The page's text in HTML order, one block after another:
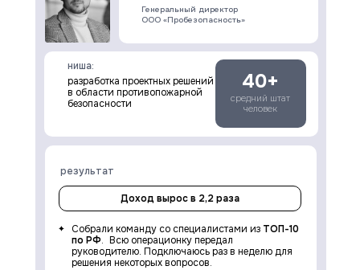
средний штат
человек
40+
ниша:
разработка проектных решений
в области противопожарной
безопасности
Генеральный директор
ООО «Пробезопасность»
результат
Доход вырос в 2,2 раза
Собрали команду со специалистами из ТОП-10
по РФ. Всю операционку передал
руководителю. Подключаюсь раз в неделю для
решения некоторых вопросов.